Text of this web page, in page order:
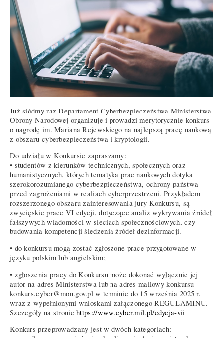
Już siódmy raz Departament Cyberbezpieczeństwa Ministerstwa
Obrony Narodowej organizuje i prowadzi merytorycznie konkurs
o nagrodę im. Mariana Rejewskiego na najlepszą pracę naukową
z obszaru cyberbezpieczeństwa i kryptologii.
Do udziału w Konkursie zapraszamy:
• studentów z kierunków technicznych, społecznych oraz
humanistycznych, których tematyka prac naukowych dotyka
szerokorozumianego cyberbezpieczeństwa, ochrony państwa
przed zagrożeniami w realiach cyberprzestrzeni. Przykładem
rozszerzonego obszaru zainteresowania jury Konkursu, są
zwycięskie prace VI edycji, dotyczące analiz wykrywania źródeł
fałszywych wiadomości w sieciach społecznościowych, czy
budowania kompetencji śledzenia źródeł dezinformacji.
• do konkursu mogą zostać zgłoszone prace przygotowane w
języku polskim lub angielskim;
• zgłoszenia pracy do Konkursu może dokonać wyłącznie jej
autor na adres Ministerstwa lub na adres mailowy konkursu
konkurs.cyber@mon.gov.pl w terminie do 15 września 2025 r.
wraz z wypełnionymi wnioskami załączonego REGULAMINU.
Szczegóły na stroniehttps://www.cyber.mil.pl/edycja-vii
Konkurs przeprowadzany jest w dwóch kategoriach: